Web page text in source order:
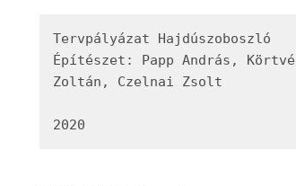
Tervpályázat Hajdúszoboszló
Építészet: Papp András,
Zoltán, Czelnai Zsolt
2020